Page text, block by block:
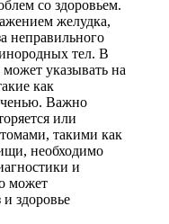
со здоровьем.
желудка,
неправильного
тел. В
может указывать на
как
Важно
или
такими как
необходимо
и
может
здоровье